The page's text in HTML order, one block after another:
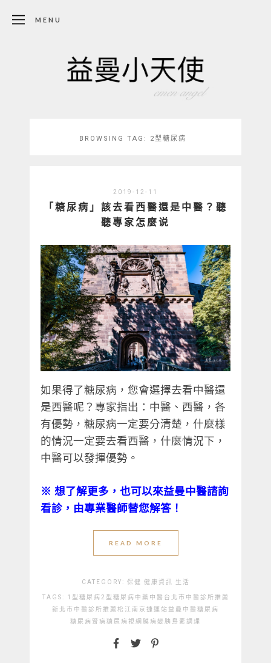
MENU
BROWSING TAG: 2型糖尿病
2019-12-11
「糖尿病」該去看西醫還是中醫？聽
聽專家怎麼说
如果得了糖尿病，您會選擇去看中醫還
是西醫呢？專家指出：中醫、西醫，各
有優勢，糖尿病一定要分清楚，什麼樣
的情況一定要去看西醫，什麼情況下，
中醫可以發揮優勢。
※ 想了解更多，也可以來益曼中醫諮詢
看診，由專業醫師替您解答！
READ MORE
CATEGORY: 保健 健康資訊 生活
TAGS: 1型糖尿病 2型糖尿病 中藥 中醫 台北市中醫診所推薦
新北市中醫診所推薦 松江南京捷運站 益曼中醫 糖尿病
糖尿病腎病糖尿病視網膜病變 胰島素 調理